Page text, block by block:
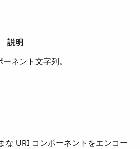
説明
ネント文字列。
な URI コンポーネントをエンコー